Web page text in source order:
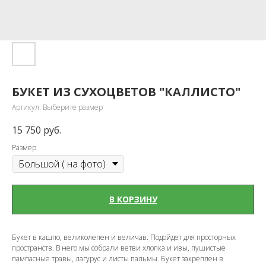
БУКЕТ ИЗ СУХОЦВЕТОВ "КАЛЛИСТО"
Артикул: Выберите размер
15 750 руб.
Размер
В КОРЗИНУ
Букет в кашпо, великолепен и величав. Подойдет для просторных
пространств. В него мы собрали ветви хлопка и ивы, пушистые
пампасные травы, лагурус и листы пальмы. Букет закреплен в